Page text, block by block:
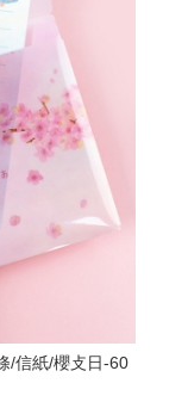
/信紙/櫻攴日-60